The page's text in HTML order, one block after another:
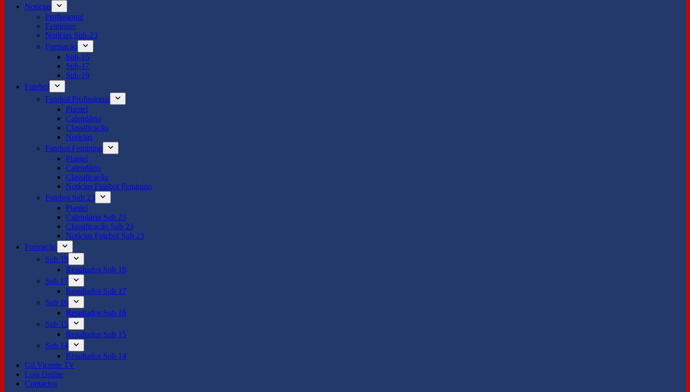
Notícias
Profissional
Feminino
Notícias Sub-23
Formação
Sub-15
Sub-17
Sub-19
Futebol
Futebol Profissional
Plantel
Calendário
Classificação
Notícias
Futebol Feminino
Plantel
Calendário
Classificação
Notícias Futebol Feminino
Futebol Sub 23
Plantel
Calendário Sub 23
Classificação Sub 23
Notícias Futebol Sub 23
Formação
Sub 19
Resultados Sub 19
Sub 17
Resultados Sub 17
Sub 16
Resultados Sub 16
Sub 15
Resultados Sub 15
Sub 14
Resultados Sub 14
Gil Vicente TV
Loja Online
Contactos